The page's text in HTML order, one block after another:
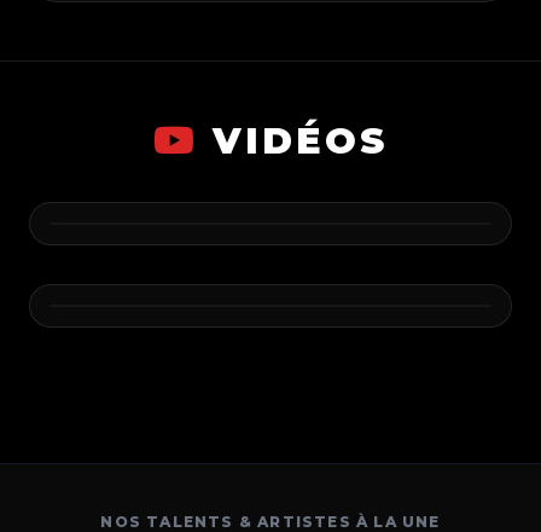
VIDÉOS
NOS TALENTS & ARTISTES À LA UNE